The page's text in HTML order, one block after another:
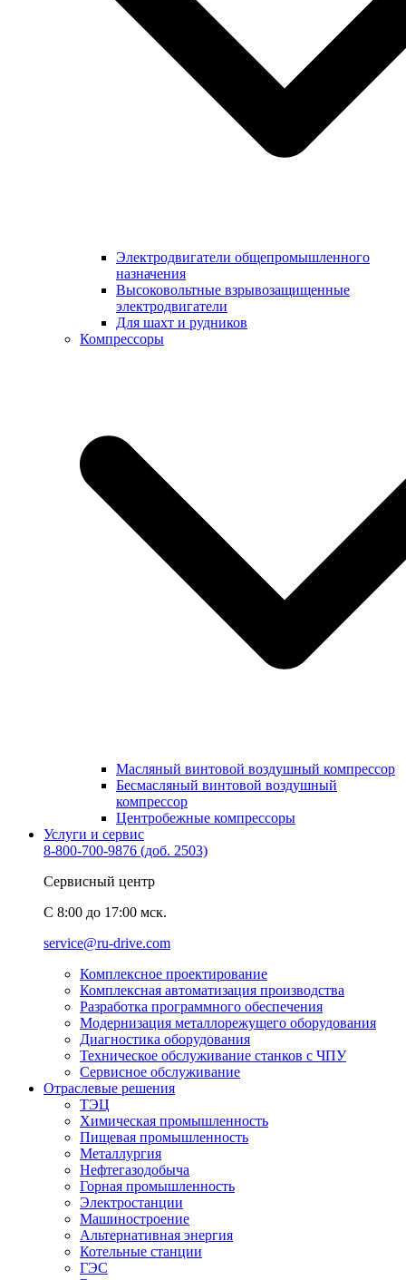
Электродвигатели общепромышленного
назначения
Высоковольтные взрывозащищенные
электродвигатели
Для шахт и рудников
Компрессоры
Масляный винтовой воздушный компрессор
Бесмасляный винтовой воздушный
компрессор
Центробежные компрессоры
Услуги и сервис
8-800-700-9876 (доб. 2503)
Сервисный центр
C 8:00 до 17:00 мск.
service@ru-drive.com
Комплексное проектирование
Комплексная автоматизация производства
Разработка программного обеспечения
Модернизация металлорежущего оборудования
Диагностика оборудования
Техническое обслуживание станков с ЧПУ
Сервисное обслуживание
Отраслевые решения
ТЭЦ
Химическая промышленность
Пищевая промышленность
Металлургия
Нефтегазодобыча
Горная промышленность
Электростанции
Машиностроение
Альтернативная энергия
Котельные станции
ГЭС